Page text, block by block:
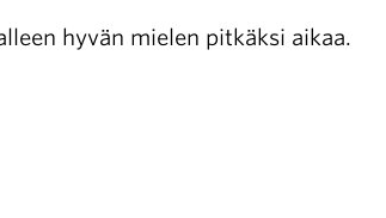
hyvän mielen pitkäksi aikaa.